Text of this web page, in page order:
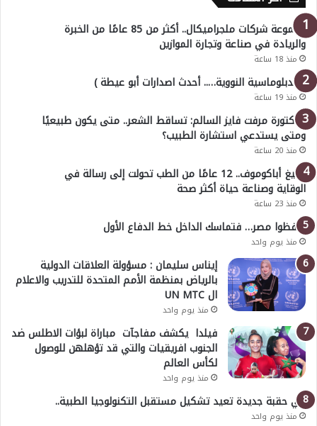
مجموعة شركات ملجراميكال.. أكثر من 85 عامًا من الخبرة
والريادة في صناعة وتجارة الموازين
منذ 18 ساعة
( الدبلوماسية النووية….. أحدث اصدارات أبو عيطة )
منذ 19 ساعة
الدكتورة مرفت فايز السالم: تساقط الشعر.. متى يكون طبيعيًا
ومتى يستدعي استشارة الطبيب؟
منذ 20 ساعة
أوليغ أباكوموف.. 12 عامًا من الطب تحولت إلى رسالة في
الوقاية وصناعة حياة أكثر صحة
منذ 23 ساعة
احفظوا مصر… فتماسك الداخل خط الدفاع الأول
منذ يوم واحد
إيناس سليمان : مسؤولة العلاقات الدولية
بالرياض بمنظمة الأمم المتحدة للتدريب والاعلام
ال UN MTC
منذ يوم واحد
فيلدا يكشف مفاجآت مباراة لبؤات الاطلس ضد
الجنوب افريقيات والتي قد تؤهلهن للوصول
لكأس العالم
منذ يوم واحد
في حقبة جديدة تعيد تشكيل مستقبل التكنولوجيا الطبية..
منذ يوم واحد